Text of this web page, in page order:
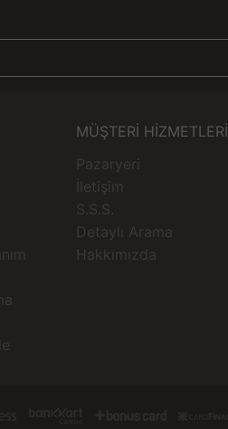
MÜŞTERİ HİZMETLERİ
Pazaryeri
İletişim
S.S.S.
Detaylı Arama
Hakkımızda